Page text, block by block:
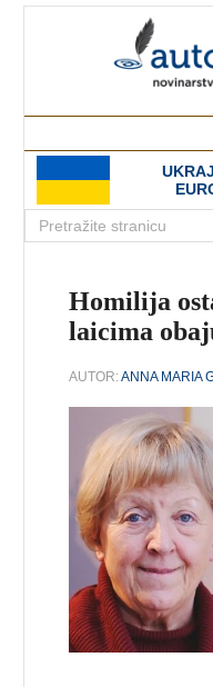
Homilija
laicima
AUTOR:ANNA MARIA